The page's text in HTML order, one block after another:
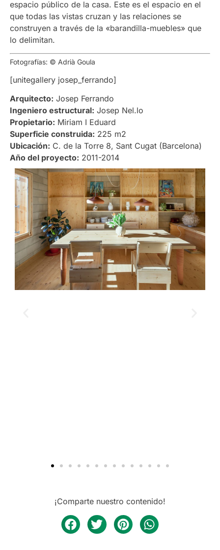
Arquitecto: Josep Ferrando
Ingeniero estructural: Josep Nel.lo
Propietario: Miriam I Eduard
Superficie construida: 225 m2
Ubicación: C. de la Torre 8, Sant Cugat (Barcelona)
Año del proyecto: 2011-2014
espacio público de la casa. Este es el espacio en el
que todas las vistas cruzan y las relaciones se
construyen a través de la «barandilla-muebles» que
lo delimitan.
Fotografías: © Adrià Goula
[unitegallery josep_ferrando]
¡Comparte nuestro contenido!